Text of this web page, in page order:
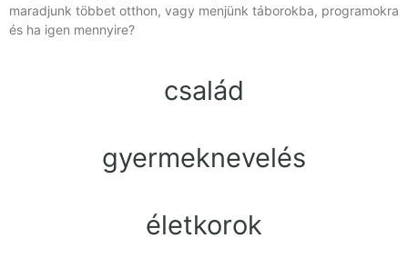
maradjunk többet otthon, vagy menjünk táborokba, programokra
és ha igen mennyire?
család
gyermeknevelés
életkorok